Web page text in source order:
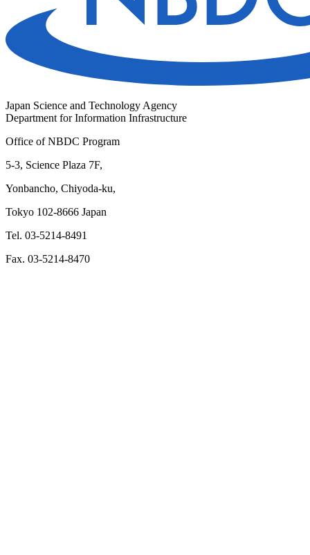
Japan Science and Technology Agency
Department for Information Infrastructure
Office of NBDC Program
5-3, Science Plaza 7F,
Yonbancho, Chiyoda-ku,
Tokyo 102-8666 Japan
Tel. 03-5214-8491
Fax. 03-5214-8470